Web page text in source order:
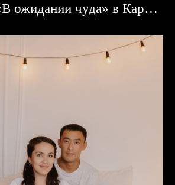
Фотосессия «В ожидании чуда» в Караганде